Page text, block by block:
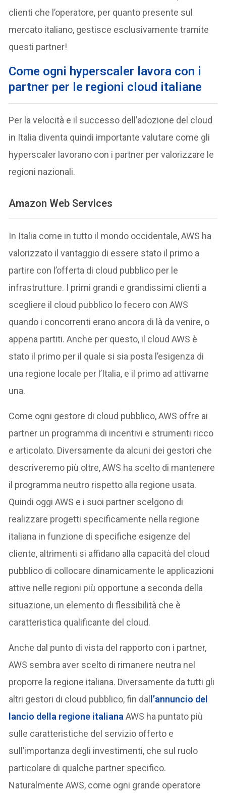
clienti che l’operatore, per quanto presente sul
mercato italiano, gestisce esclusivamente tramite
questi partner!
Come ogni hyperscaler lavora con i
partner per le regioni cloud italiane
Per la velocità e il successo dell’adozione del cloud
in Italia diventa quindi importante valutare come gli
hyperscaler lavorano con i partner per valorizzare le
regioni nazionali.
Amazon Web Services
In Italia come in tutto il mondo occidentale, AWS ha
valorizzato il vantaggio di essere stato il primo a
partire con l’offerta di cloud pubblico per le
infrastrutture. I primi grandi e grandissimi clienti a
scegliere il cloud pubblico lo fecero con AWS
quando i concorrenti erano ancora di là da venire, o
appena partiti. Anche per questo, il cloud AWS è
stato il primo per il quale si sia posta l’esigenza di
una regione locale per l’Italia, e il primo ad attivarne
una.
Come ogni gestore di cloud pubblico, AWS offre ai
partner un programma di incentivi e strumenti ricco
e articolato. Diversamente da alcuni dei gestori che
descriveremo più oltre, AWS ha scelto di mantenere
il programma neutro rispetto alla regione usata.
Quindi oggi AWS e i suoi partner scelgono di
realizzare progetti specificamente nella regione
italiana in funzione di specifiche esigenze del
cliente, altrimenti si affidano alla capacità del cloud
pubblico di collocare dinamicamente le applicazioni
attive nelle regioni più opportune a seconda della
situazione, un elemento di flessibilità che è
caratteristica qualificante del cloud.
Anche dal punto di vista del rapporto con i partner,
AWS sembra aver scelto di rimanere neutra nel
proporre la regione italiana. Diversamente da tutti gli
altri gestori di cloud pubblico, fin dal l’annuncio del
lancio della regione italianaAWS ha puntato più
sulle caratteristiche del servizio offerto e
sull’importanza degli investimenti, che sul ruolo
particolare di qualche partner specifico.
Naturalmente AWS, come ogni grande operatore